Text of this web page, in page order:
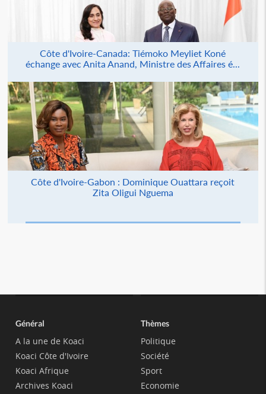
Côte d'Ivoire-Canada: Tiémoko Meyliet Koné
échange avec Anita Anand, Ministre des Affaires é...
Côte d'Ivoire-Gabon : Dominique Ouattara reçoit
Zita Oligui Nguema
Général
A la une de Koaci
Koaci Côte d'Ivoire
Koaci Afrique
Archives Koaci
Thèmes
Politique
Société
Sport
Economie